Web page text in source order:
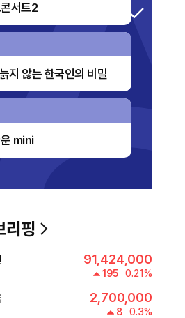
서트2
지 않는 한국인의 비밀
mini
리핑
91,424,000
195 0.21%
2,700,000
8 0.3%